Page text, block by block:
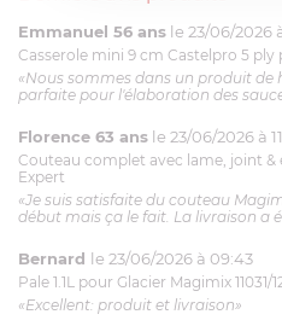
Emmanuel 56 ans le 23/06/2026
Casserole mini 9 cm Castelpro 5
«Nous sommes dans un produit de
parfaite pour l'élaboration des
Florence 63 ans le 23/06/2026 à
Couteau complet avec lame, joint
Expert
«Je suis satisfaite du couteau
début mais ça le fait. La livraison a
Bernard le 23/06/2026 à 09:43
Pale 1.1L pour Glacier Magimix 11031/
«Excellent: produit et livraison»